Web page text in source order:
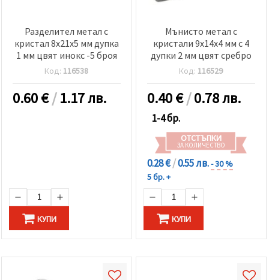
Разделител метал с
кристал 8x21x5 мм дупка
1 мм цвят инокс -5 броя
Код: 116538
0.60€/1.17 лв.
КУПИ
Мънисто метал с
кристали 9x14x4 мм с 4
дупки 2 мм цвят сребро
Код: 116529
0.40€/0.78 лв.
1-4 бр.
ОТСТЪПКИ
ЗА КОЛИЧЕСТВО
0.28 €/0.55 лв.- 30 %
5 бр. +
КУПИ